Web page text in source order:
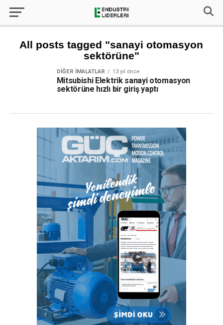
All posts tagged "sanayi otomasyon
sektörüne"
DIĞER İMALATLAR 13 yıl önce
Mitsubishi Elektrik sanayi otomasyon
sektörüne hızlı bir giriş yaptı